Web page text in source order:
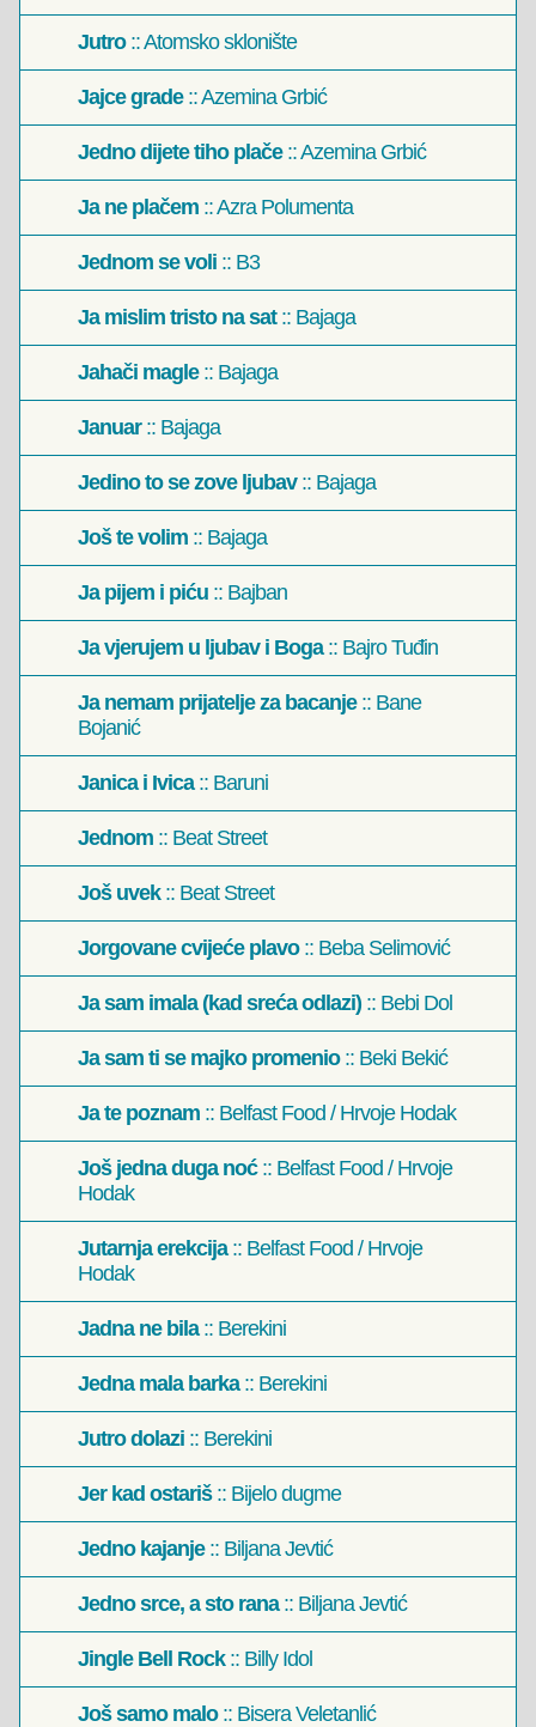
Jutro:: Atomsko sklonište
Jajce grade:: Azemina Grbić
Jedno dijete tiho plače:: Azemina Grbić
Ja ne plačem :: Azra Polumenta
Jednom se voli :: B3
Ja mislim tristo na sat:: Bajaga
Jahači magle:: Bajaga
Januar:: Bajaga
Jedino to se zove ljubav:: Bajaga
Još te volim :: Bajaga
Ja pijem i piću :: Bajban
Ja vjerujem u ljubav i Boga:: Bajro Tuđin
Ja nemam prijatelje za bacanje:: Bane
Bojanić
Janica i Ivica:: Baruni
Jednom :: Beat Street
Još uvek:: Beat Street
Jorgovane cvijeće plavo:: Beba Selimović
Ja sam imala (kad sreća odlazi) :: Bebi Dol
Ja sam ti se majko promenio:: Beki Bekić
Ja te poznam :: Belfast Food / Hrvoje Hodak
Još jedna duga noć:: Belfast Food / Hrvoje
Hodak
Jutarnja erekcija:: Belfast Food / Hrvoje
Hodak
Jadna ne bila:: Berekini
Jedna mala barka:: Berekini
Jutro dolazi :: Berekini
Jer kad ostariš:: Bijelo dugme
Jedno kajanje:: Biljana Jevtić
Jedno srce, a sto rana:: Biljana Jevtić
Jingle Bell Rock:: Billy Idol
Još samo malo:: Bisera Veletanlić